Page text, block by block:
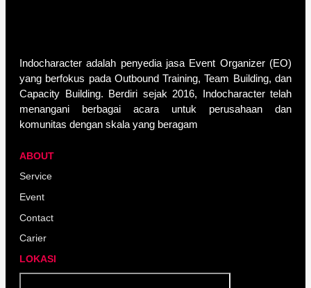
Indocharacter adalah penyedia jasa Event Organizer (EO)
yang berfokus pada Outbound Training, Team Building, dan
Capacity Building. Berdiri sejak 2016, Indocharacter telah
menangani berbagai acara untuk perusahaan dan
komunitas dengan skala yang beragam
ABOUT
Service
Event
Contact
Carier
LOKASI